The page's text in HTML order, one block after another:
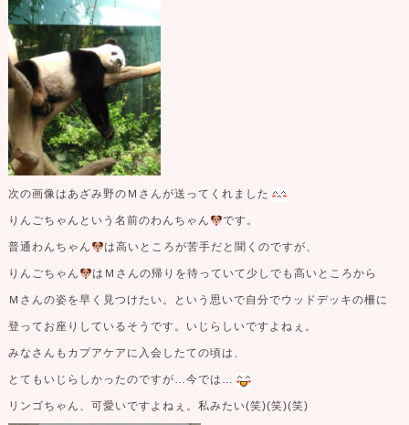
次の画像はあざみ野のＭさんが送ってくれました
りんごちゃんという名前のわんちゃん です。
普通わんちゃん は高いところが苦手だと聞くのですが、
りんごちゃん はＭさんの帰りを待っていて少しでも高いところから
Ｍさんの姿を早く見つけたい。という思いで自分でウッドデッキの柵に
登ってお座りしているそうです。いじらしいですよねぇ。
みなさんもカプアケアに入会したての頃は、
とてもいじらしかったのですが…今では…
リンゴちゃん、可愛いですよねぇ。私みたい(笑)(笑)(笑)